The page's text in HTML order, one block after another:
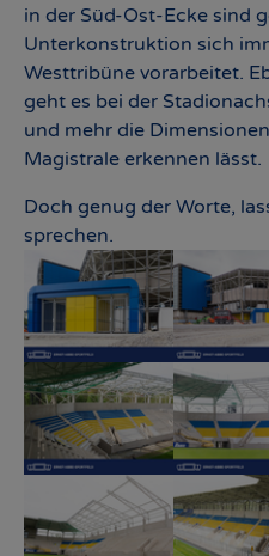
Show larger versionShow
Show larger version
Show
Show larger versionShow
in der Süd-Ost-Ecke sind
Unterkonstruktion sich
Westtribüne vorarbeitet.
geht es bei der
und mehr die
Magistrale erkennen lässt.
Doch genug der Worte,
sprechen.